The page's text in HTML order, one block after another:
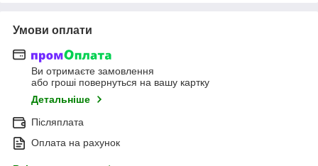
Умови оплати
Ви отримаєте замовлення
або гроші повернуться на вашу картку
Детальніше
Післяплата
Оплата на рахунок